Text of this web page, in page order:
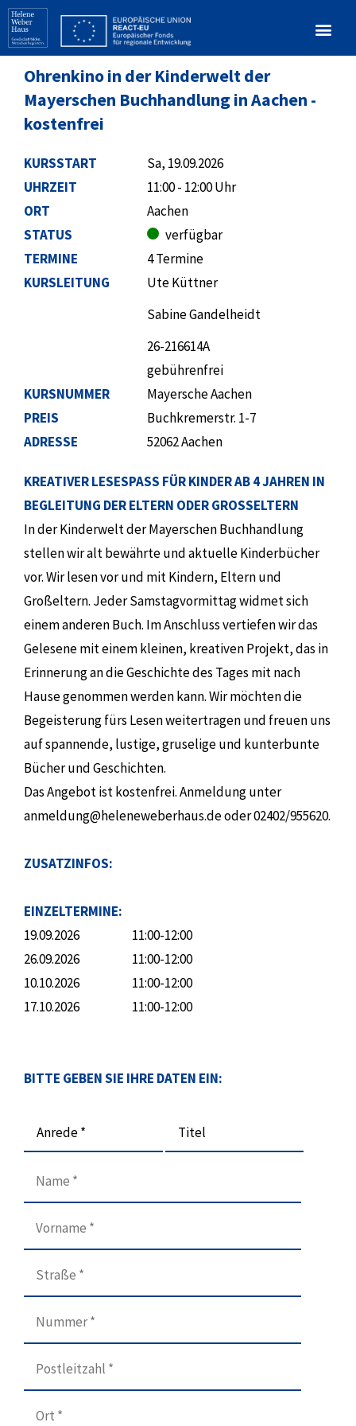
Ohrenkino in der Kinderwelt der
Mayerschen Buchhandlung in Aachen -
kostenfrei
KURSSTART
UHRZEIT
ORT
STATUS
TERMINE
Sa, 19.09.2026
11:00 - 12:00 Uhr
Aachen
verfügbar
4 Termine
KURSLEITUNG
KURSNUMMER
PREIS
ADRESSE
Ute Küttner
Sabine Gandelheidt
26-216614A
gebührenfrei
Mayersche Aachen
Buchkremerstr. 1-7
52062 Aachen
KREATIVER LESESPASS FÜR KINDER AB 4 JAHREN IN B
EGLEITUNG DER ELTERN ODER GROSSELTERN
In der Kinderwelt der Mayerschen Buchhandlung
stellen wir alt bewährte und aktuelle Kinderbücher
vor. Wir lesen vor und mit Kindern, Eltern und
Großeltern. Jeder Samstagvormittag widmet sich
einem anderen Buch. Im Anschluss vertiefen wir das
Gelesene mit einem kleinen, kreativen Projekt, das in
Erinnerung an die Geschichte des Tages mit nach
Hause genommen werden kann. Wir möchten die
Begeisterung fürs Lesen weitertragen und freuen uns
auf spannende, lustige, gruselige und kunterbunte
Bücher und Geschichten.
Das Angebot ist kostenfrei. Anmeldung unter
anmeldung@heleneweberhaus.de oder 02402/955620.
ZUSATZINFOS:
EINZELTERMINE:
19.09.2026
11:00-12:00
26.09.2026
11:00-12:00
10.10.2026
11:00-12:00
17.10.2026
11:00-12:00
BITTE GEBEN SIE IHRE DATEN EIN:
Anrede * Titel